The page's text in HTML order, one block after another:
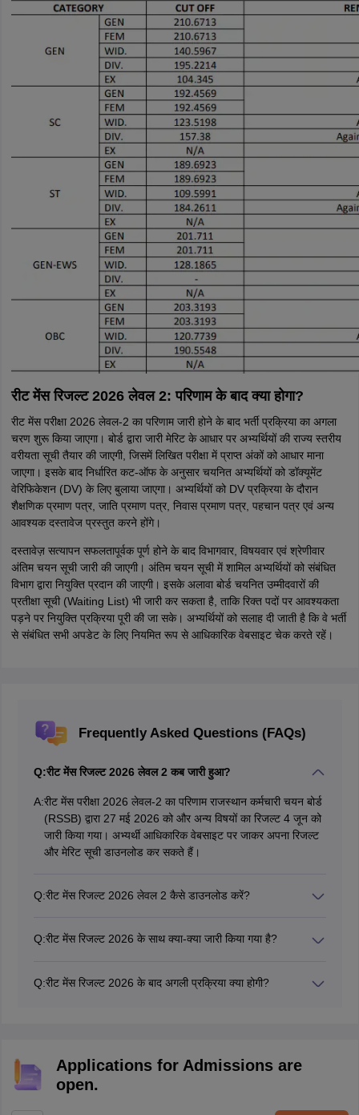
रीट मेंस रिजल्ट 2026 लेवल 2: परिणाम के बाद क्या होगा?
रीट मेंस परीक्षा 2026 लेवल-2 का परिणाम जारी होने के बाद भर्ती प्रक्रिया का अगला
चरण शुरू किया जाएगा। बोर्ड द्वारा जारी मेरिट के आधार पर अभ्यर्थियों की राज्य स्तरीय
वरीयता सूची तैयार की जाएगी, जिसमें लिखित परीक्षा में प्राप्त अंकों को आधार माना
जाएगा। इसके बाद निर्धारित कट-ऑफ के अनुसार चयनित अभ्यर्थियों को डॉक्यूमेंट
वेरिफिकेशन (DV) के लिए बुलाया जाएगा। अभ्यर्थियों को DV प्रक्रिया के दौरान
शैक्षणिक प्रमाण पत्र, जाति प्रमाण पत्र, निवास प्रमाण पत्र, पहचान पत्र एवं अन्य
आवश्यक दस्तावेज प्रस्तुत करने होंगे।
दस्तावेज़ सत्यापन सफलतापूर्वक पूर्ण होने के बाद विभागवार, विषयवार एवं श्रेणीवार
अंतिम चयन सूची जारी की जाएगी। अंतिम चयन सूची में शामिल अभ्यर्थियों को संबंधित
विभाग द्वारा नियुक्ति प्रदान की जाएगी। इसके अलावा बोर्ड चयनित उम्मीदवारों की
प्रतीक्षा सूची (Waiting List) भी जारी कर सकता है, ताकि रिक्त पदों पर आवश्यकता
पड़ने पर नियुक्ति प्रक्रिया पूरी की जा सके। अभ्यर्थियों को सलाह दी जाती है कि वे भर्ती
से संबंधित सभी अपडेट के लिए नियमित रूप से आधिकारिक वेबसाइट चेक करते रहें।
Frequently Asked Questions (FAQs)
Q:रीट मेंस रिजल्ट 2026 लेवल 2 कब जारी हुआ?
A:रीट मेंस परीक्षा 2026 लेवल-2 का परिणाम राजस्थान कर्मचारी चयन बोर्ड
(RSSB) द्वारा 27 मई 2026 को और अन्य विषयों का रिजल्ट 4 जून को
जारी किया गया। अभ्यर्थी आधिकारिक वेबसाइट पर जाकर अपना रिजल्ट
और मेरिट सूची डाउनलोड कर सकते हैं।
Q:रीट मेंस रिजल्ट 2026 लेवल 2 कैसे डाउनलोड करें?
2026 Level 2” लिंक पर क्लिक करें। इसके बाद आवेदन संख्या और
जन्मतिथि दर्ज कर रिजल्ट डाउनलोड किया जा सकता है।
Q:रीट मेंस रिजल्ट 2026 के साथ क्या-क्या जारी किया गया है?
चयनित अभ्यर्थियों की सूची भी जारी की है।
Q:रीट मेंस रिजल्ट 2026 के बाद अगली प्रक्रिया क्या होगी?
Applications for Admissions are
open.